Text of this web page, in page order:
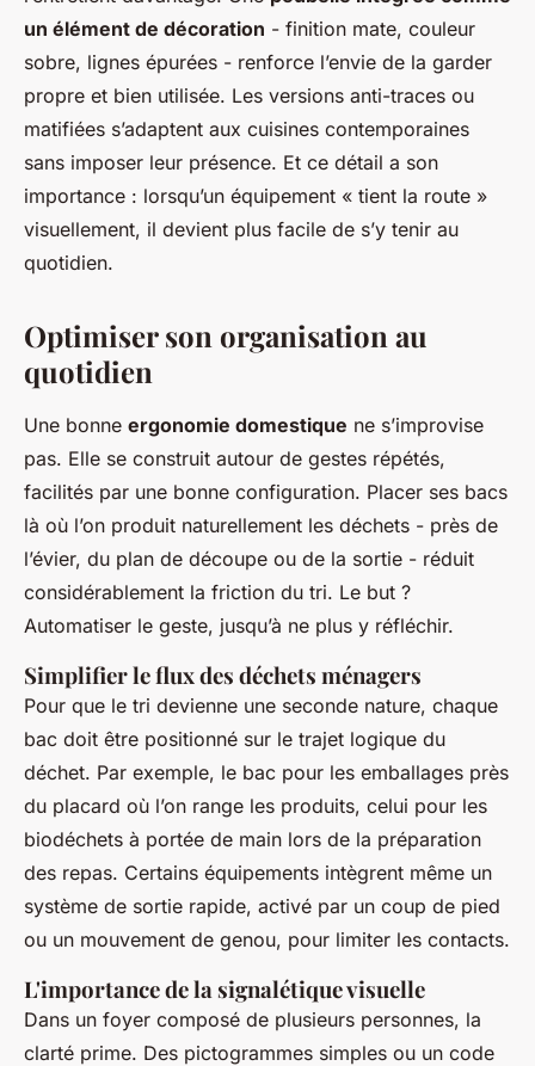
un élément de décoration - finition mate, couleur
sobre, lignes épurées - renforce l’envie de la garder
propre et bien utilisée. Les versions anti-traces ou
matifiées s’adaptent aux cuisines contemporaines
sans imposer leur présence. Et ce détail a son
importance : lorsqu’un équipement « tient la route »
visuellement, il devient plus facile de s’y tenir au
quotidien.
Optimiser son organisation au
quotidien
Une bonne ergonomie domestique ne s’improvise
pas. Elle se construit autour de gestes répétés,
facilités par une bonne configuration. Placer ses bacs
là où l’on produit naturellement les déchets - près de
l’évier, du plan de découpe ou de la sortie - réduit
considérablement la friction du tri. Le but ?
Automatiser le geste, jusqu’à ne plus y réfléchir.
Simplifier le flux des déchets ménagers
Pour que le tri devienne une seconde nature, chaque
bac doit être positionné sur le trajet logique du
déchet. Par exemple, le bac pour les emballages près
du placard où l’on range les produits, celui pour les
biodéchets à portée de main lors de la préparation
des repas. Certains équipements intègrent même un
système de sortie rapide, activé par un coup de pied
ou un mouvement de genou, pour limiter les contacts.
L'importance de la signalétique visuelle
Dans un foyer composé de plusieurs personnes, la
clarté prime. Des pictogrammes simples ou un code